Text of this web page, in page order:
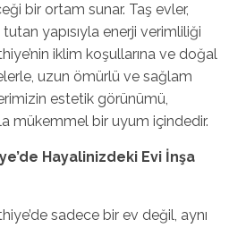
bir ortam sunar. Taş evler,
tutan yapısıyla enerji verimliliği
iklim koşullarına ve doğal
uzun ömürlü ve sağlam
estetik görünümü,
mükemmel bir uyum içindedir.
Hayalinizdeki Evi İnşa
sadece bir ev değil, aynı